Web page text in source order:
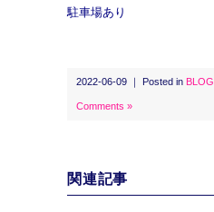
駐車場あり
2022-06-09 ｜ Posted in BLOG
Comments »
関連記事